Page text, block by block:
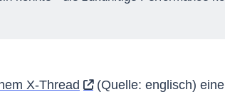
X-Thread
(Quelle: englisch)